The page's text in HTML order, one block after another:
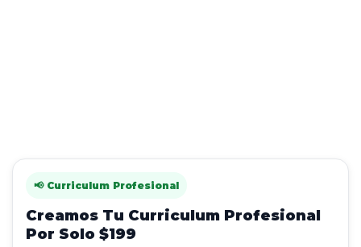
📢 Curriculum Profesional
Creamos Tu Curriculum Profesional
Por Solo $199